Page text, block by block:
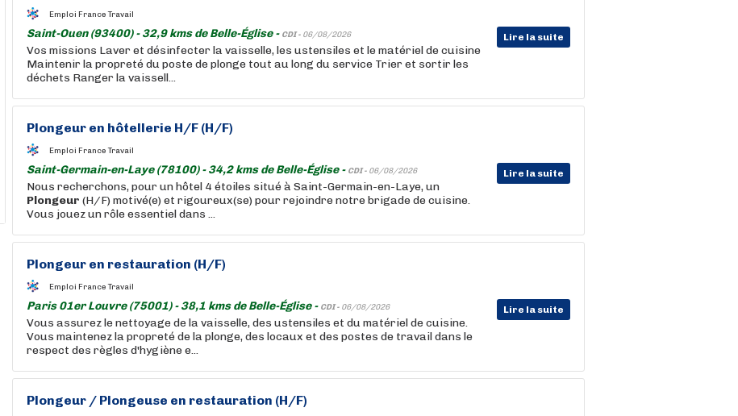
Emploi France Travail
Saint-Ouen (93400) - 32,9 kms de Belle-Église - CDI - 06/08/2026 Lire la suite
Vos missions Laver et désinfecter la vaisselle, les ustensiles et le matériel de cuisine
Maintenir la propreté du poste de plonge tout au long du service Trier et sortir les
déchets Ranger la vaissell...
Plongeur en hôtellerie H/F (H/F)
Emploi France Travail
Saint-Germain-en-Laye (78100) - 34,2 kms de Belle-Église - CDI - 06/08/2026 Lire la suite
Nous recherchons, pour un hôtel 4 étoiles situé à Saint-Germain-en-Laye, un
Plongeur (H/F) motivé(e) et rigoureux(se) pour rejoindre notre brigade de cuisine.
Vous jouez un rôle essentiel dans ...
Plongeur en restauration (H/F)
Emploi France Travail
Paris 01er Louvre (75001) - 38,1 kms de Belle-Église - CDI - 06/08/2026 Lire la suite
Vous assurez le nettoyage de la vaisselle, des ustensiles et du matériel de cuisine.
Vous maintenez la propreté de la plonge, des locaux et des postes de travail dans le
respect des règles d'hygiène e...
Plongeur / Plongeuse en restauration (H/F)